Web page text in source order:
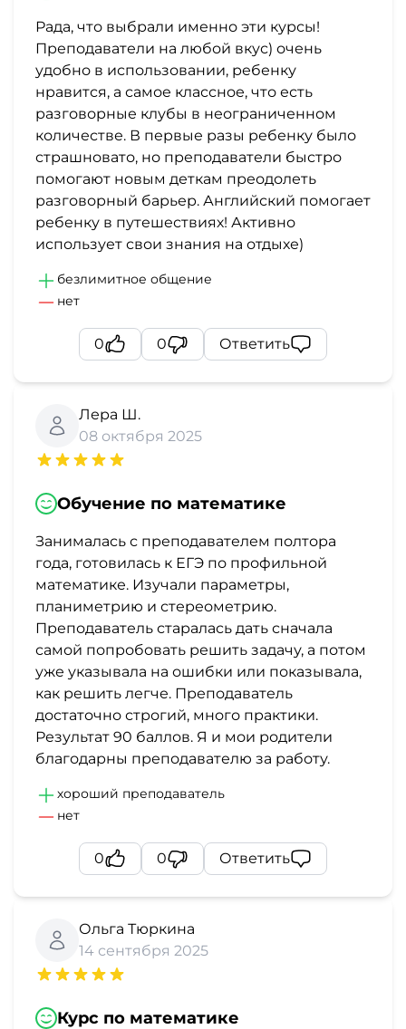
Рада, что выбрали именно эти курсы!
Преподаватели на любой вкус) очень
удобно в использовании, ребенку
нравится, а самое классное, что есть
разговорные клубы в неограниченном
количестве. В первые разы ребенку было
страшновато, но преподаватели быстро
помогают новым деткам преодолеть
разговорный барьер. Английский помогает
ребенку в путешествиях! Активно
использует свои знания на отдыхе)
безлимитное общение
нет
0 0 Ответить
Лера Ш.
08 октября 2025
Обучение по математике
Занималась с преподавателем полтора
года, готовилась к ЕГЭ по профильной
математике. Изучали параметры,
планиметрию и стереометрию.
Преподаватель старалась дать сначала
самой попробовать решить задачу, а потом
уже указывала на ошибки или показывала,
как решить легче. Преподаватель
достаточно строгий, много практики.
Результат 90 баллов. Я и мои родители
благодарны преподавателю за работу.
хороший преподаватель
нет
0 0 Ответить
Ольга Тюркина
14 сентября 2025
Курс по математике